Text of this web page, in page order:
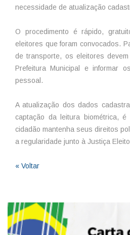
necessidade de atualização
O procedimento é rápido,
eleitores que foram convocados.
de transporte, os eleitores
Prefeitura Municipal e informar
pessoal.
A atualização dos dados
captação da leitura biométrica,
cidadão mantenha seus direitos
a regularidade junto à Justiça
« Voltar